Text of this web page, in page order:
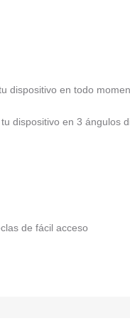
dispositivo en todo
dispositivo en 3 ángulos
de fácil acceso